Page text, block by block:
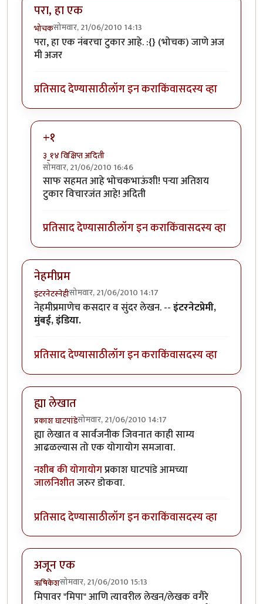
परा, हा एक
भोचकसोमवार, 21/06/2010 14:13
परा, हा एक नंबरचा टुकार आहे. :{} (भोचक) जाणे अज
मी अजर
प्रतिसाद देण्यासाठीलॉग इन कराकिंवासदस्य व्हा
+१
३_१४ विक्षिप्त अदिती
सोमवार, 21/06/2010 16:46
In reply toपरा, हा एकbyभोचक
साफ सहमत आहे भोचकभाऊंशी! पर्‍या अतिशय
टुकार विचारजंत आहे! अदिती
प्रतिसाद देण्यासाठीलॉग इन कराकिंवासदस्य व्हा
नेहमीप्रम
इंटरनेटस्नेहीसोमवार, 21/06/2010 14:17
नेहमीप्रमाणेच कसदार व सुंदर लेखन. --इंटरनेटप्रेमी,
मुंबई, इंडिया.
प्रतिसाद देण्यासाठीलॉग इन कराकिंवासदस्य व्हा
ह्या लेखात
प्रकाश घाटपांडेसोमवार, 21/06/2010 14:17
ह्या लेखात व सार्वजनीक जिवनात काही साम्य
आढळल्यास तो एक योगायोग समजावा.
नशीब की योगायोगप्रकाश घाटपांडे आमच्या
जालनिशीतजरुर डोकवा.
प्रतिसाद देण्यासाठीलॉग इन कराकिंवासदस्य व्हा
अजून एक
ऋषिकेशसोमवार, 21/06/2010 15:13
मिपावर "मिपा" आणि त्यावरील लेखन/लेखक वगैरे